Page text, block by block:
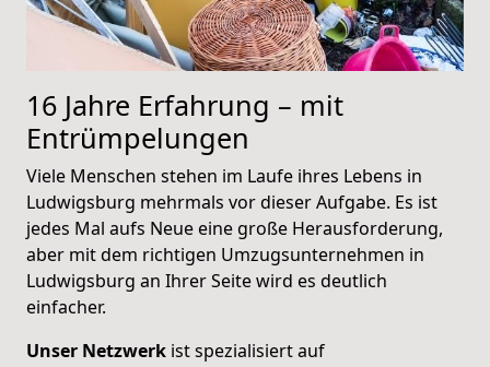
16 Jahre Erfahrung – mit
Entrümpelungen
Viele Menschen stehen im Laufe ihres Lebens in
Ludwigsburg mehrmals vor dieser Aufgabe. Es ist
jedes Mal aufs Neue eine große Herausforderung,
aber mit dem richtigen Umzugsunternehmen in
Ludwigsburg an Ihrer Seite wird es deutlich
einfacher.
Unser Netzwerk ist spezialisiert auf